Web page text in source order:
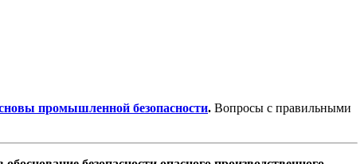
промышленной безопасности. Вопросы с правильными